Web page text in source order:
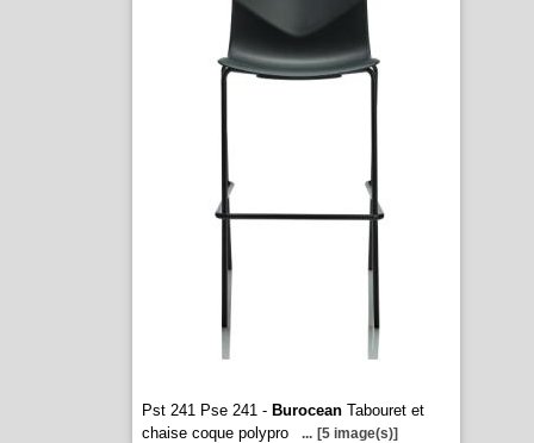
Pst 241 Pse 241 - BuroceanTabouret et
chaise coque polypro
... [5 image(s)]